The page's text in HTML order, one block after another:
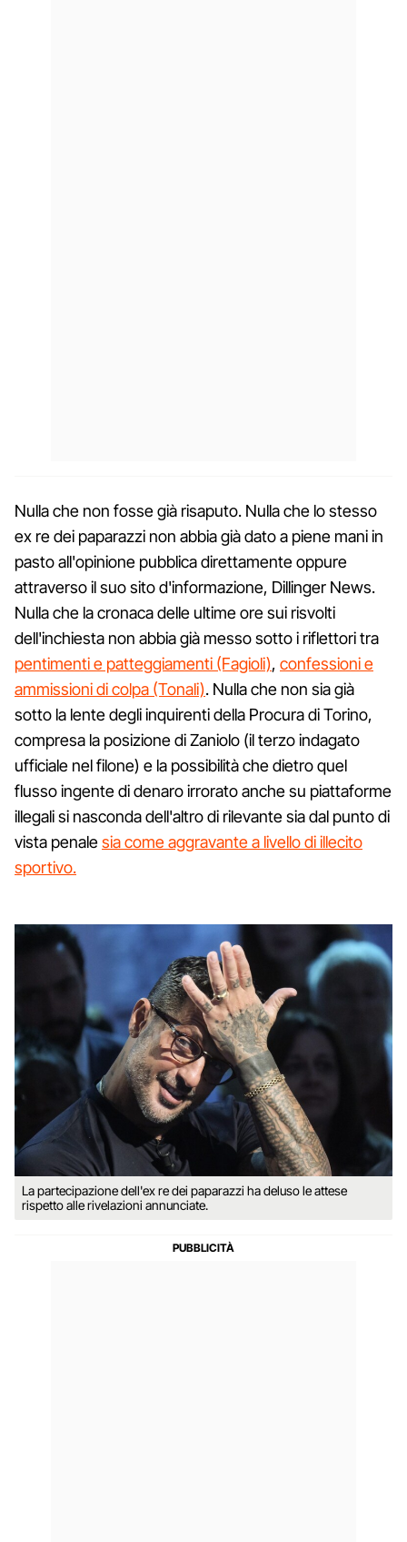
Nulla che non fosse già risaputo. Nulla che lo stesso
ex re dei paparazzi non abbia già dato a piene mani in
pasto all'opinione pubblica direttamente oppure
attraverso il suo sito d'informazione, Dillinger News.
Nulla che la cronaca delle ultime ore sui risvolti
dell'inchiesta non abbia già messo sotto i riflettori tra
pentimenti e patteggiamenti (Fagioli), confessioni e
ammissioni di colpa (Tonali). Nulla che non sia già
sotto la lente degli inquirenti della Procura di Torino,
compresa la posizione di Zaniolo (il terzo indagato
ufficiale nel filone) e la possibilità che dietro quel
flusso ingente di denaro irrorato anche su piattaforme
illegali si nasconda dell'altro di rilevante sia dal punto di
vista penalesia come aggravante a livello di illecito
sportivo.
La partecipazione dell'ex re dei paparazzi ha deluso le attese
rispetto alle rivelazioni annunciate.